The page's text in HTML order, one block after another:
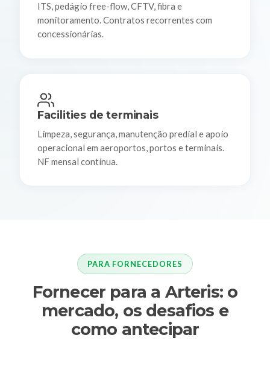
ITS, pedágio free-flow, CFTV, fibra e
monitoramento. Contratos recorrentes com
concessionárias.
Facilities de terminais
Limpeza, segurança, manutenção predial e apoio
operacional em aeroportos, portos e terminais.
NF mensal contínua.
PARA FORNECEDORES
Fornecer para a Arteris: o
mercado, os desafios e
como antecipar